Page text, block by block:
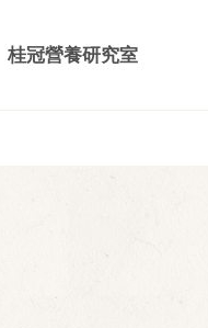
桂冠營養研究室